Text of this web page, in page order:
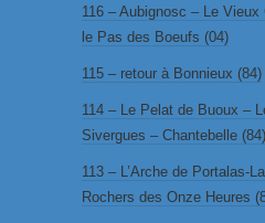
116 – Aubignosc – Le
le Pas des Boeufs (04)
115 – retour à Bonnieux (84)
114 – Le Pelat de Buoux –
Sivergues – Chantebelle (84)
113 – L’Arche de Portalas-
Rochers des Onze Heures